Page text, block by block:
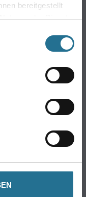
bereitgestellt
der Dienste